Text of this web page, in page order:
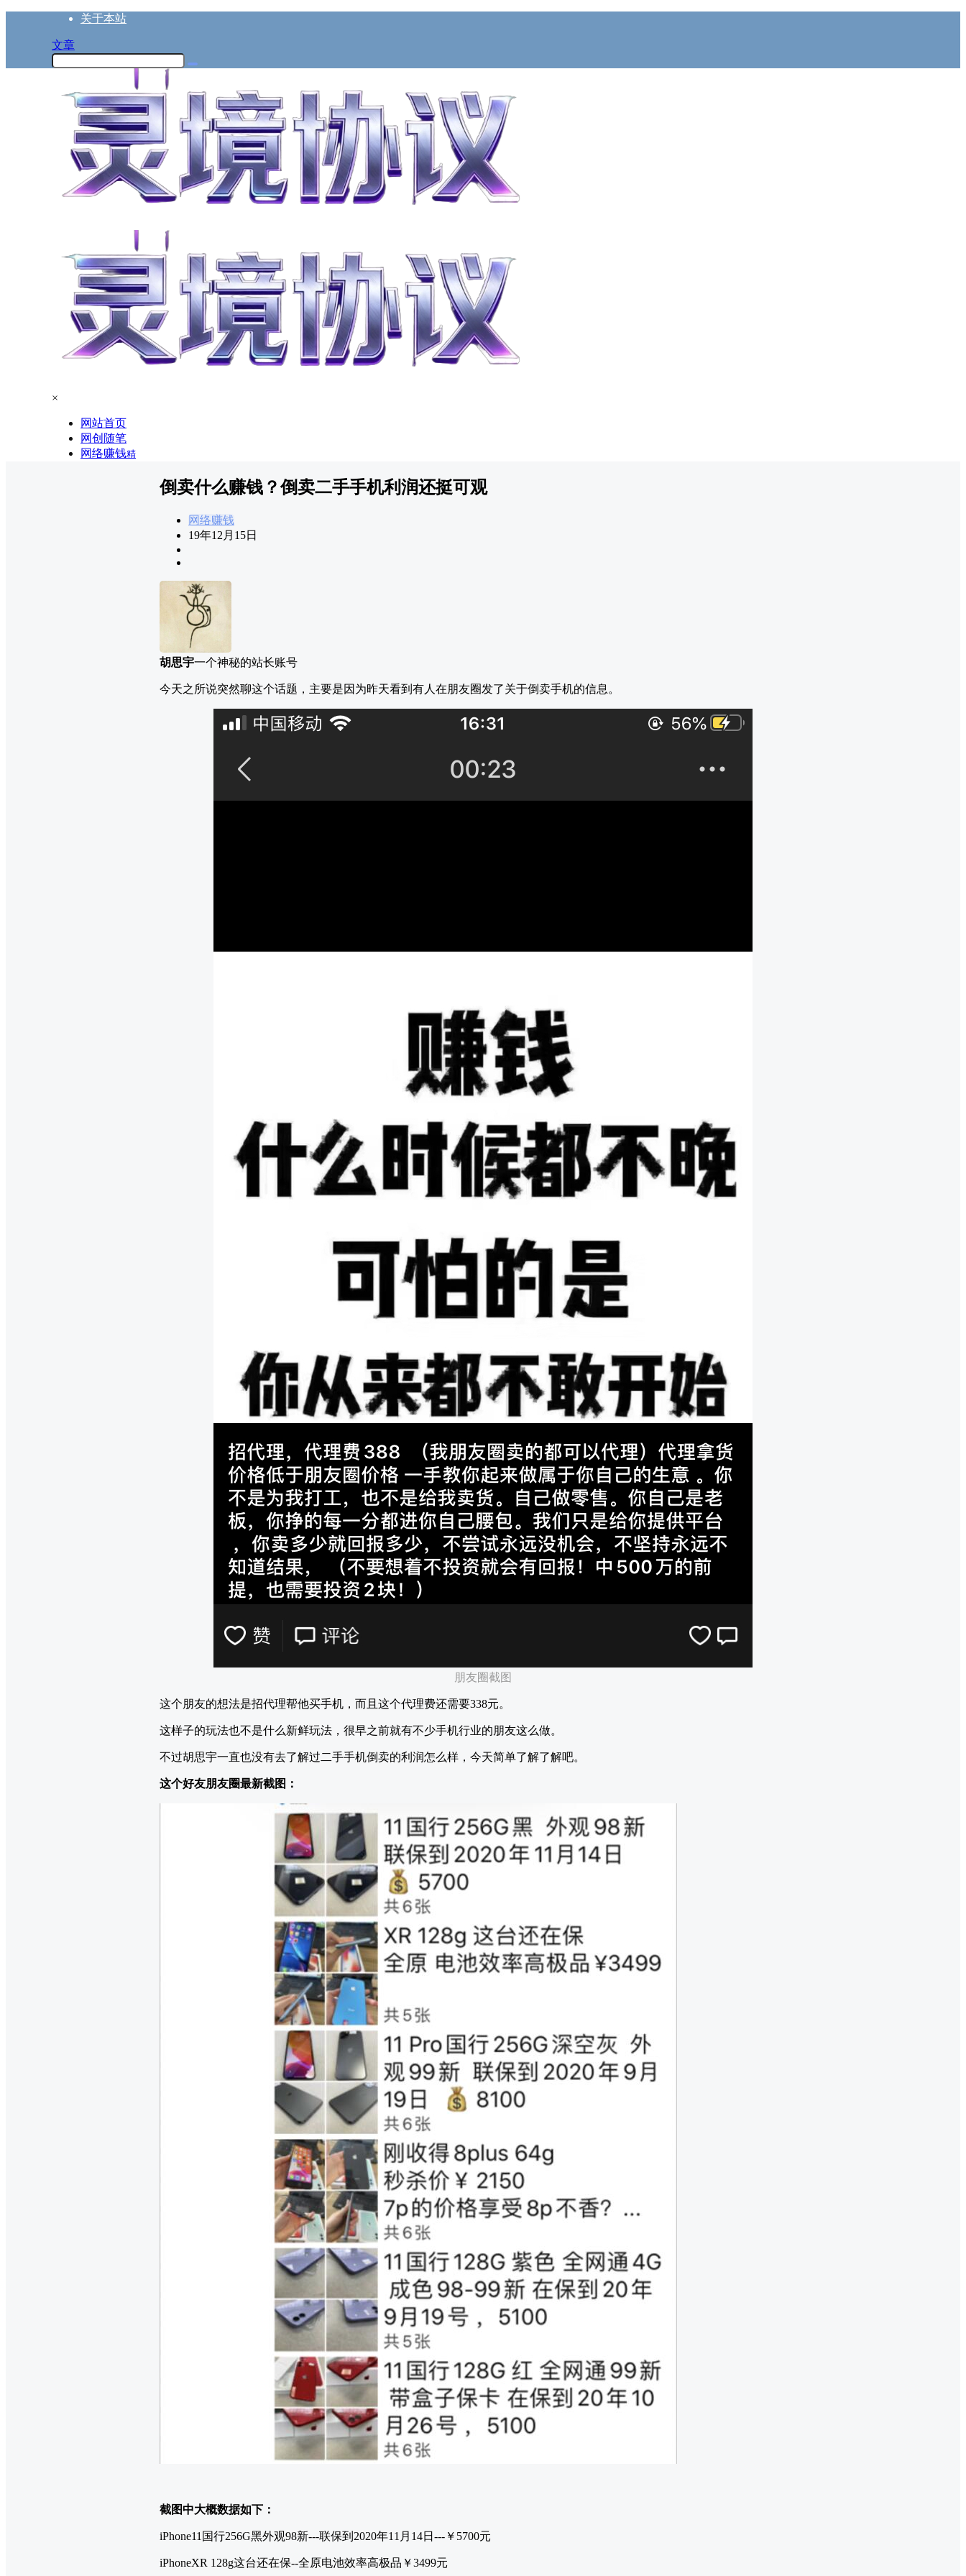
关于本站
文章
×
网站首页
网创随笔
网络赚钱精
倒卖什么赚钱？倒卖二手手机利润还挺可观
网络赚钱
19年12月15日
胡思宇一个神秘的站长账号
今天之所说突然聊这个话题，主要是因为昨天看到有人在朋友圈发了关于倒卖手机的信息。
朋友圈截图
这个朋友的想法是招代理帮他买手机，而且这个代理费还需要338元。
这样子的玩法也不是什么新鲜玩法，很早之前就有不少手机行业的朋友这么做。
不过胡思宇一直也没有去了解过二手手机倒卖的利润怎么样，今天简单了解了解吧。
这个好友朋友圈最新截图：
截图中大概数据如下：
iPhone11国行256G黑外观98新---联保到2020年11月14日---￥5700元
iPhoneXR 128g这台还在保--全原电池效率高极品￥3499元